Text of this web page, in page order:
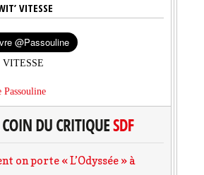
VITESSE
VITESSE
Passouline
on porte « L’Odyssée » à